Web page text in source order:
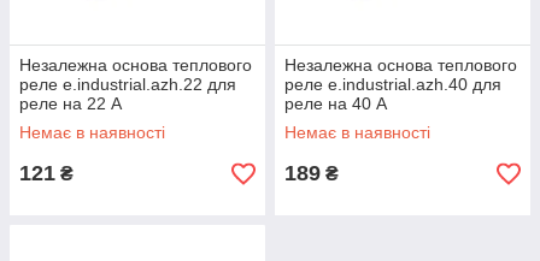
Незалежна основа теплового
реле e.industrial.azh.22 для
реле на 22 А
Немає в наявності
121 ₴
Незалежна основа теплового
реле e.industrial.azh.40 для
реле на 40 А
Немає в наявності
189 ₴